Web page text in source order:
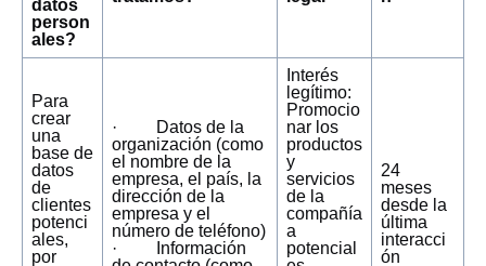
datos
person
ales?
Para
crear
una
base de
datos
de
clientes
potenci
ales,
por
· Datos de la
organización (como
el nombre de la
empresa, el país, la
dirección de la
empresa y el
número de teléfono)
· Información
Interés
legítimo:
Promocio
nar los
productos
y
servicios
de la
compañía
a
potencial
24
meses
desde la
última
interacci
ón